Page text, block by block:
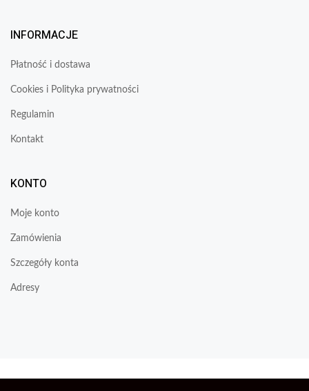
INFORMACJE
Płatność i dostawa
Cookies i Polityka prywatności
Regulamin
Kontakt
KONTO
Moje konto
Zamówienia
Szczegóły konta
Adresy